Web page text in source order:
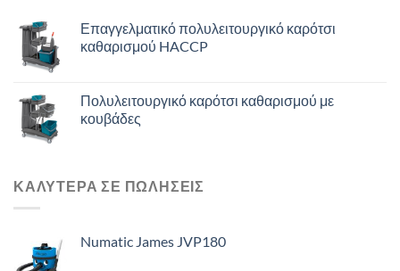
Επαγγελματικό πολυλειτουργικό καρότσι
καθαρισμού HACCP
Πολυλειτουργικό καρότσι καθαρισμού με
κουβάδες
ΚΑΛΥΤΕΡΑ ΣΕ ΠΩΛΗΣΕΙΣ
Numatic James JVP180